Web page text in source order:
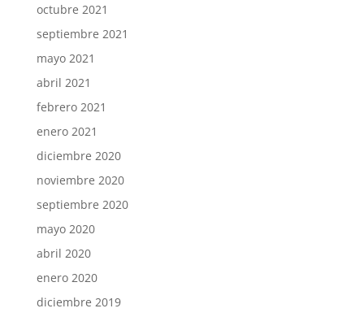
octubre 2021
septiembre 2021
mayo 2021
abril 2021
febrero 2021
enero 2021
diciembre 2020
noviembre 2020
septiembre 2020
mayo 2020
abril 2020
enero 2020
diciembre 2019